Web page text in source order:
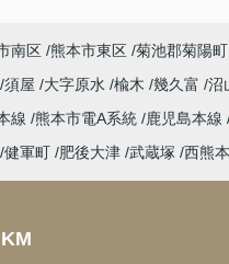
南区 熊本市東区 菊池郡菊陽町
須屋 大字原水 楡木 幾久富 沼
線 熊本市電A系統 鹿児島本線
健軍町 肥後大津 武蔵塚 西熊本